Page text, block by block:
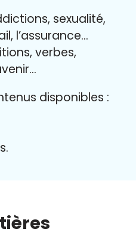
sexualité,
l’assurance…
verbes,
disponibles :